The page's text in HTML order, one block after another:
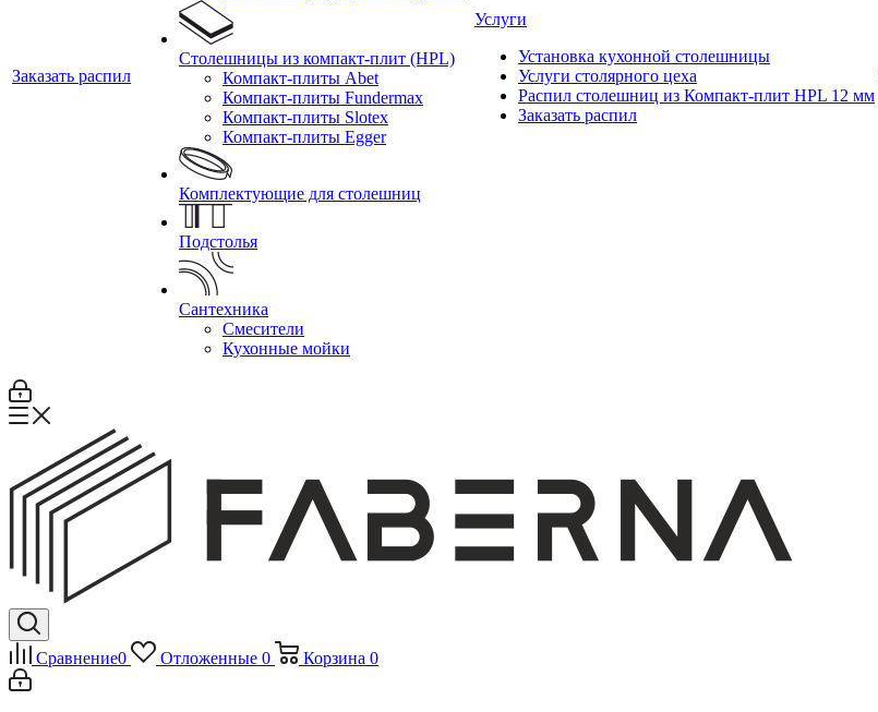
Заказать распил
Столешницы из компакт-плит (HPL)
Компакт-плиты Abet
Компакт-плиты Fundermax
Компакт-плиты Slotex
Компакт-плиты Egger
Комплектующие для столешниц
Подстолья
Сантехника
Смесители
Кухонные мойки
Услуги
Установка кухонной столешницы
Услуги столярного цеха
Распил столешниц из Компакт-плит HPL 12 мм
Заказать распил
Сравнение0 Отложенные 0 Корзина 0